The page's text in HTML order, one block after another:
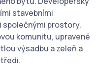
stavebními
společnými prostory.
komunitu, upravené
výsadbu a zeleň a